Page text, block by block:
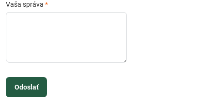
Vaša správa *
Odoslať